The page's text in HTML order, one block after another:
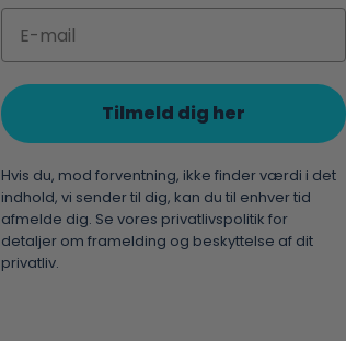
Tilmeld dig her
Hvis du, mod forventning, ikke finder værdi i det
indhold, vi sender til dig, kan du til enhver tid
afmelde dig. Se vores privatlivspolitik for
detaljer om framelding og beskyttelse af dit
privatliv.